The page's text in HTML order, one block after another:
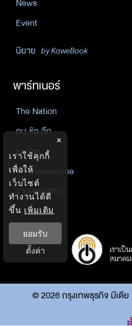
Event
นิยาย by KaweBook
พาร์ทเนอร์
The Nation
คม ชัด ลึก
Nation
Thainewsonline
ฐานเศรษฐกิจ
©2026กรุงเทพธุรกิจ มีเดี
×
เราใช้คุกกี้
เพื่อให้
เว็บไซต์
ทำงานได้ดี
ขึ้น เพิ่มเติม
ยอมรับ
ตั้งค่า